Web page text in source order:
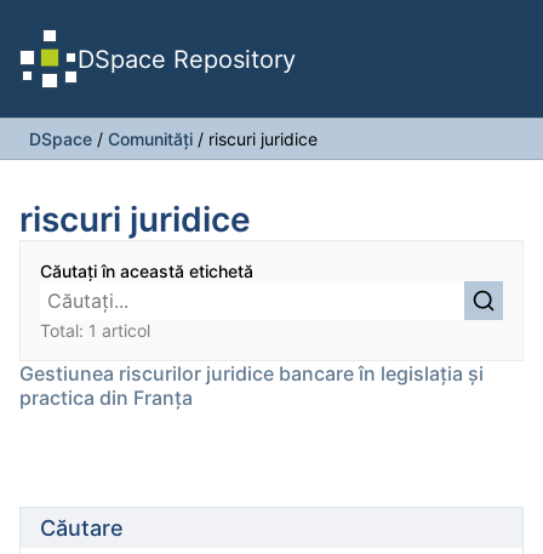
DSpace Repository
DSpace / Comunități / riscuri juridice
riscuri juridice
Căutați în această etichetă
Total: 1 articol
Gestiunea riscurilor juridice bancare în legislația și
practica din Franța
Căutare